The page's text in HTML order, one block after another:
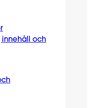
innehåll och